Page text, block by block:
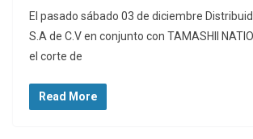
El pasado sábado 03 de diciembre
S.A de C.V en conjunto con TAMASHII
el corte de
Read More